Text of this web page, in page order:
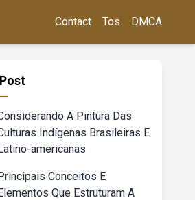
Contact Tos DMCA
A Pintura Das
Indígenas Brasileiras E
americanas
Conceitos E
Que Estruturam A